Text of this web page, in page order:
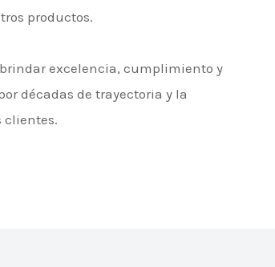
productos.
excelencia, cumplimiento y
décadas de trayectoria y la
clientes.